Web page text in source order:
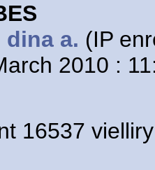
dina a. (IP
2010 :
16537